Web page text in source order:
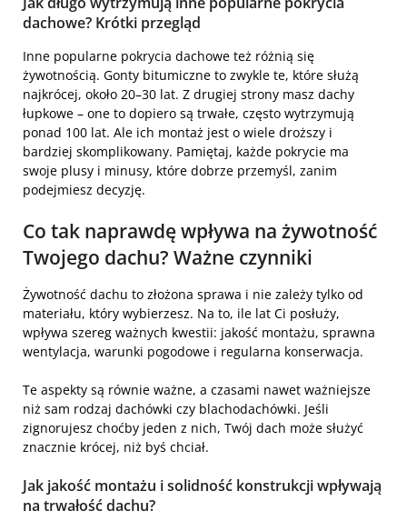
dachowe? Krótki przegląd
Inne popularne pokrycia dachowe też różnią się
żywotnością. Gonty bitumiczne to zwykle te, które służą
najkrócej, około 20–30 lat. Z drugiej strony masz dachy
łupkowe – one to dopiero są trwałe, często wytrzymują
ponad 100 lat. Ale ich montaż jest o wiele droższy i
bardziej skomplikowany. Pamiętaj, każde pokrycie ma
swoje plusy i minusy, które dobrze przemyśl, zanim
podejmiesz decyzję.
Co tak naprawdę wpływa na żywotność
Twojego dachu? Ważne czynniki
Żywotność dachu to złożona sprawa i nie zależy tylko od
materiału, który wybierzesz. Na to, ile lat Ci posłuży,
wpływa szereg ważnych kwestii: jakość montażu, sprawna
wentylacja, warunki pogodowe i regularna konserwacja.
Te aspekty są równie ważne, a czasami nawet ważniejsze
niż sam rodzaj dachówki czy blachodachówki. Jeśli
zignorujesz choćby jeden z nich, Twój dach może służyć
znacznie krócej, niż byś chciał.
Jak jakość montażu i solidność konstrukcji wpływają
na trwałość dachu?